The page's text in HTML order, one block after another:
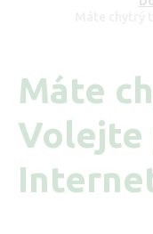
Máte
Volejte